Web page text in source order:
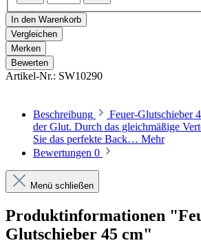
In den Warenkorb
Vergleichen
Merken
Bewerten
Artikel-Nr.: SW10290
Beschreibung
Feuer-Glutschieber
der Glut. Durch das gleichmäßige
Sie das perfekte Back… Mehr
Bewertungen 0
Menü schließen
Produktinformationen
Glutschieber 45 cm"